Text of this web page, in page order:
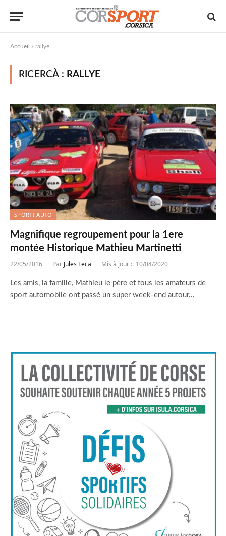
Accueil » rallye
RICERCÀ : RALLYE
SPORTI AUTO
Magnifique regroupement pour la 1ere
montée Historique Mathieu Martinetti
22/05/2016 Par Jules Leca Mis à jour : 10/04/2020
Les amis, la famille, Mathieu le père et tous les amateurs de
sport automobile ont passé un super week-end autour…